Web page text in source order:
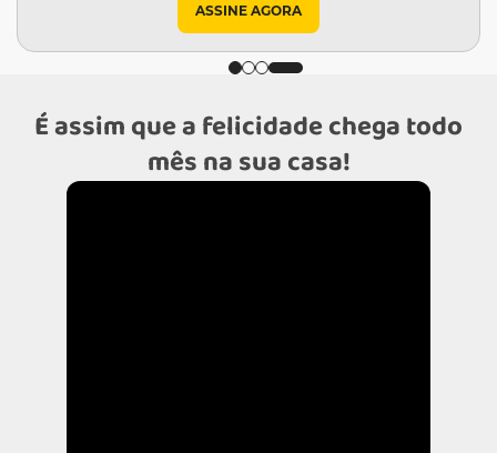
ASSINE AGORA
É assim que a felicidade chega todo
mês na sua casa!